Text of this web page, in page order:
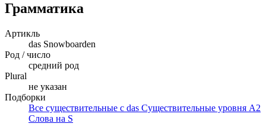
Грамматика
Артикль
das Snowboarden
Род / число
средний род
Plural
не указан
Подборки
Все существительные с das Существительные уровня A2
Слова на S